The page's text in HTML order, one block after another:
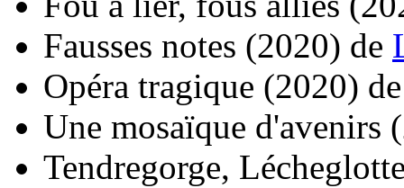
Fausses notes (2020) de
Opéra tragique (2020)
Une mosaïque d'avenirs
Tendregorge,